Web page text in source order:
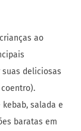
ao
deliciosas
salada e
baratas em